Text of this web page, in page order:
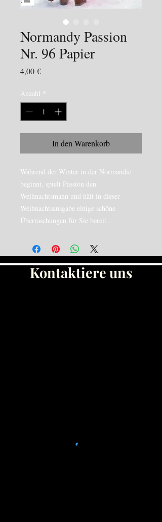
Normandy Passion
Nr. 96 Papier
4,00 €Preis
Anzahl *
In den Warenkorb
Während der Winter in der Normandie
beginnt, spielt Passion den
Weihnachtsmann und hält in dieser
Weihnachtsausgabe einige schöne
Überraschungen für Sie bereit....
Kontaktiere uns